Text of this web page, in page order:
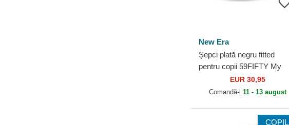
New Era
Șepci plată negru fitted
pentru copii 59FIFTY My
First de New York Yankees
MLB de New Era
EUR 30,95
Comandă-l 11 - 13 august
COPIL